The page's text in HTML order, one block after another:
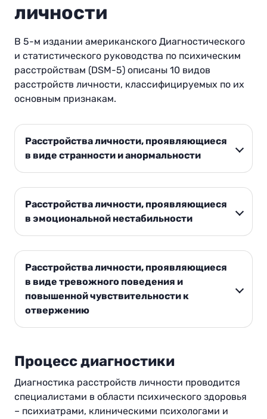
личности
В 5-м издании американского Диагностического
и статистического руководства по психическим
расстройствам (DSM-5) описаны 10 видов
расстройств личности, классифицируемых по их
основным признакам.
Расстройства личности, проявляющиеся
в виде странности и анормальности
Расстройства личности, проявляющиеся
в эмоциональной нестабильности
Расстройства личности, проявляющиеся
в виде тревожного поведения и
повышенной чувствительности к
отвержению
Процесс диагностики
Диагностика расстройств личности проводится
специалистами в области психического здоровья
– психиатрами, клиническими психологами и